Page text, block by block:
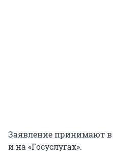
Заявление принимают
и на «Госуслугах».